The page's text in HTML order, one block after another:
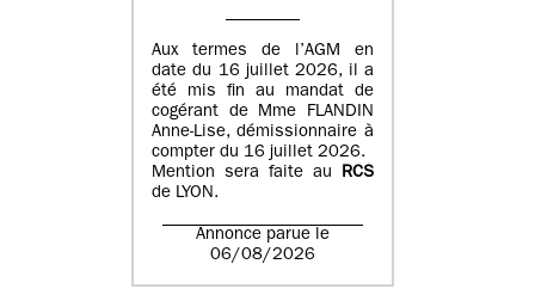
Aux termes de l’AGM en
date du 16 juillet 2026, il a
été mis fin au mandat de
cogérant de Mme FLANDIN
Anne-Lise, démissionnaire à
compter du 16 juillet 2026.
Mention sera faite au RCS
de LYON.
Annonce parue le
06/08/2026